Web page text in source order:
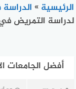
الرئيسية »
لدراسة التمريض في
أفضل الجامعات